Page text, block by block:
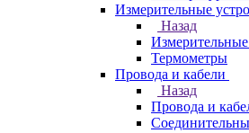
Измерительные
Назад
Измерительные
Термометры
Провода и кабели
Назад
Провода и